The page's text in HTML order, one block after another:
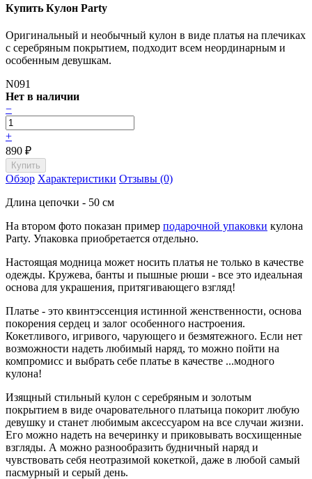
Купить Кулон Party
Оригинальный и необычный кулон в виде платья на плечиках
с серебряным покрытием, подходит всем неординарным и
особенным девушкам.
N091
Нет в наличии
−
+
890 ₽
Обзор Характеристики Отзывы (0)
Длина цепочки - 50 см
На втором фото показан пример подарочной упаковки кулона
Party. Упаковка приобретается отдельно.
Настоящая модница может носить платья не только в качестве
одежды. Кружева, банты и пышные рюши - все это идеальная
основа для украшения, притягивающего взгляд!
Платье - это квинтэссенция истинной женственности, основа
покорения сердец и залог особенного настроения.
Кокетливого, игривого, чарующего и безмятежного. Если нет
возможности надеть любимый наряд, то можно пойти на
компромисс и выбрать себе платье в качестве ...модного
кулона!
Изящный стильный кулон с серебряным и золотым
покрытием в виде очаровательного платьица покорит любую
девушку и станет любимым аксессуаром на все случаи жизни.
Его можно надеть на вечеринку и приковывать восхищенные
взгляды. А можно разнообразить будничный наряд и
чувствовать себя неотразимой кокеткой, даже в любой самый
пасмурный и серый день.